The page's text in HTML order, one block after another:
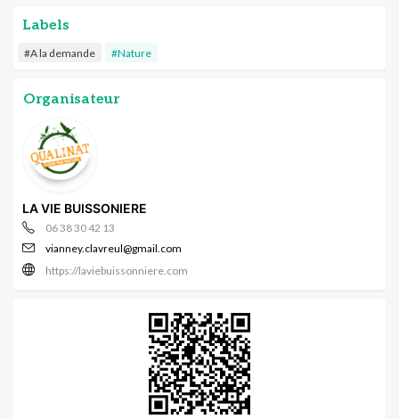
Labels
#A la demande #Nature
Organisateur
LA VIE BUISSONIERE
06 38 30 42 13
vianney.clavreul@gmail.com
https://laviebuissonniere.com